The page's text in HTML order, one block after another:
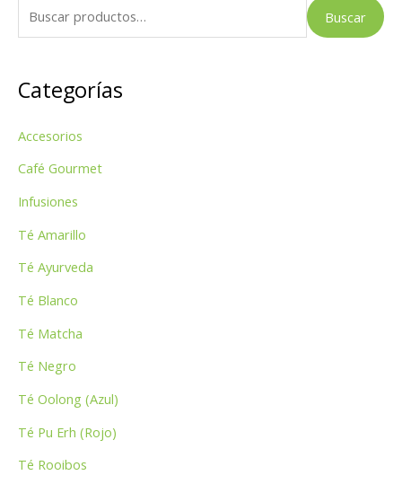
u
c
r
p
Buscar
Categorías
Accesorios
Café Gourmet
Infusiones
Té Amarillo
Té Ayurveda
Té Blanco
Té Matcha
Té Negro
Té Oolong (Azul)
Té Pu Erh (Rojo)
Té Rooibos